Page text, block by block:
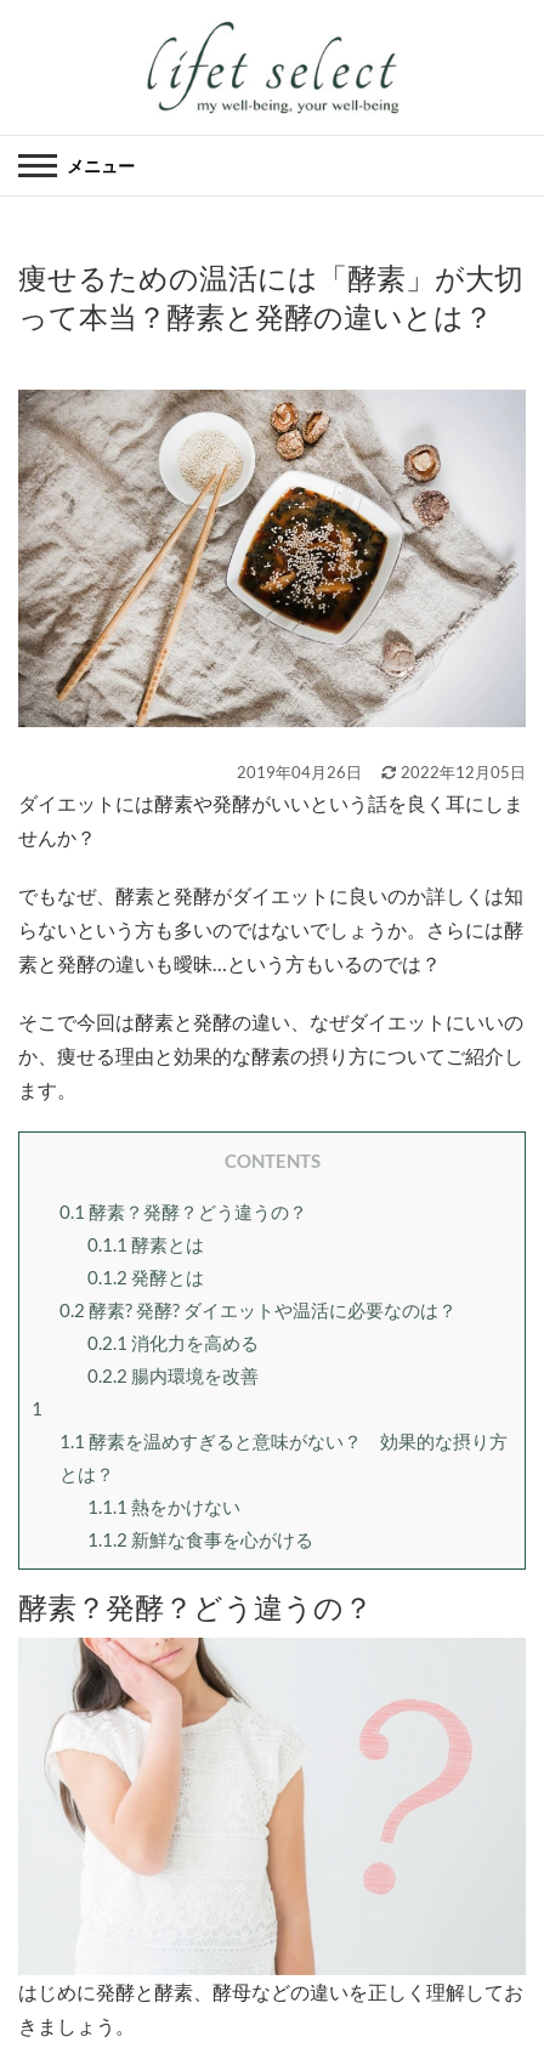
メニュー
痩せるための温活には「酵素」が大切
って本当？酵素と発酵の違いとは？
2019年04月26日 2022年12月05日
ダイエットには酵素や発酵がいいという話を良く耳にしま
せんか？
でもなぜ、酵素と発酵がダイエットに良いのか詳しくは知
らないという方も多いのではないでしょうか。さらには酵
素と発酵の違いも曖昧…という方もいるのでは？
そこで今回は酵素と発酵の違い、なぜダイエットにいいの
か、痩せる理由と効果的な酵素の摂り方についてご紹介し
ます。
CONTENTS
0.1 酵素？発酵？どう違うの？
0.1.1 酵素とは
0.1.2 発酵とは
0.2 酵素? 発酵? ダイエットや温活に必要なのは？
0.2.1 消化力を高める
0.2.2 腸内環境を改善
1
1.1 酵素を温めすぎると意味がない？ 効果的な摂り方
とは？
1.1.1 熱をかけない
1.1.2 新鮮な食事を心がける
酵素？発酵？どう違うの？
はじめに発酵と酵素、酵母などの違いを正しく理解してお
きましょう。